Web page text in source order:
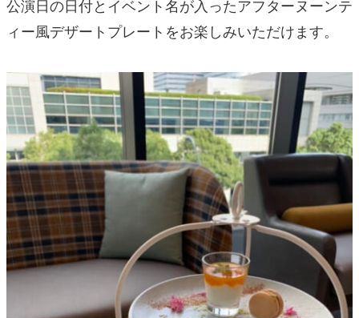
公演日の日付とイベント名が入ったアフターヌーンテ
ィー風デザートプレートをお楽しみいただけます。